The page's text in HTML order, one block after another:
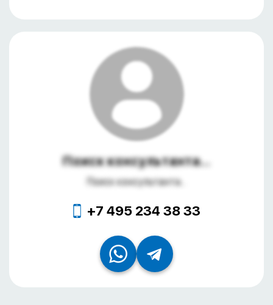
Поиск консультанта...
Поиск консультанта...
+7 495 234 38 33